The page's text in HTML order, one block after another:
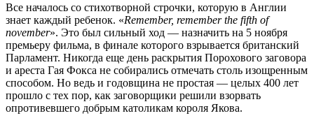
Все началось со стихотворной строчки, которую в Англии
знает каждый ребенок. «Remember, remember the fifth of
november». Это был сильный ход — назначить на 5 ноября
премьеру фильма, в финале которого взрывается британский
Парламент. Никогда еще день раскрытия Порохового заговора
и ареста Гая Фокса не собирались отмечать столь изощренным
способом. Но ведь и годовщина не простая — целых 400 лет
прошло с тех пор, как заговорщики решили взорвать
опротивевшего добрым католикам короля Якова.